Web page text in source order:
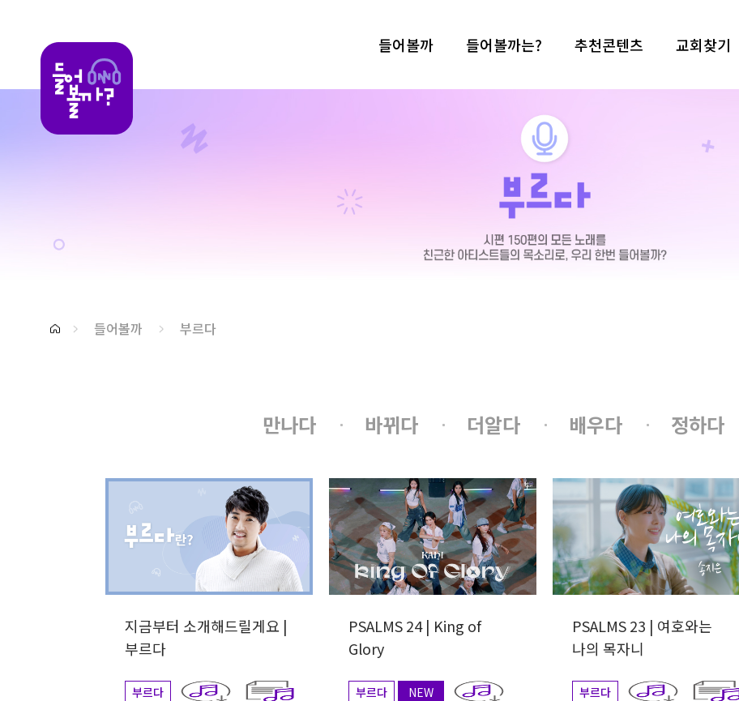
들어볼까 들어볼까는? 추천콘텐츠 교회찾기
들어볼까 부르다
만나다 바뀌다 더알다 배우다 정하다
지금부터 소개해드릴게요 |
부르다
부르다
PSALMS 24 | King of
Glory
부르다 NEW
PSALMS 23 | 여호와는
나의 목자니
부르다